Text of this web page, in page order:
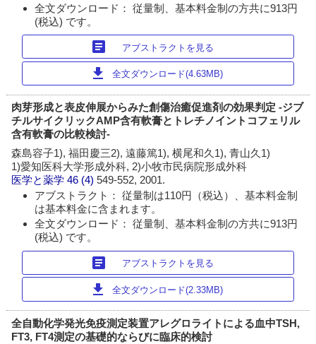
全文ダウンロード： 従量制、基本料金制の方共に913円
(税込) です。
article アブストラクトを見る
download 全文ダウンロード(4.63MB)
肉芽形成と表皮伸展からみた創傷治癒促進剤の効果判定 -ジブ
チルサイクリックAMP含有軟膏とトレチノイントコフェリル
含有軟膏の比較検討-
森島容子1), 福田慶三2), 遠藤篤1), 横尾和久1), 青山久1)
1)愛知医科大学形成外科, 2)小牧市民病院形成外科
医学と薬学 46 (4)549-552, 2001.
アブストラクト： 従量制は110円（税込）、基本料金制
は基本料金に含まれます。
全文ダウンロード： 従量制、基本料金制の方共に913円
(税込) です。
article アブストラクトを見る
download 全文ダウンロード(2.33MB)
全自動化学発光免疫測定装置アレグロライトによる血中TSH,
FT3, FT4測定の基礎的ならびに臨床的検討